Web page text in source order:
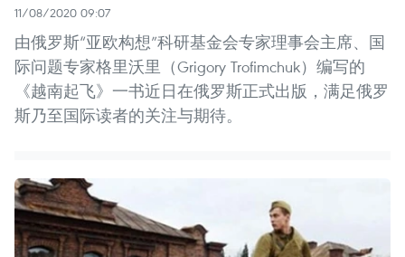
11/08/2020 09:07
由俄罗斯“亚欧构想”科研基金会专家理事会主席、国
际问题专家格里沃里（Grigory Trofimchuk）编写的
《越南起飞》一书近日在俄罗斯正式出版，满足俄罗
斯乃至国际读者的关注与期待。